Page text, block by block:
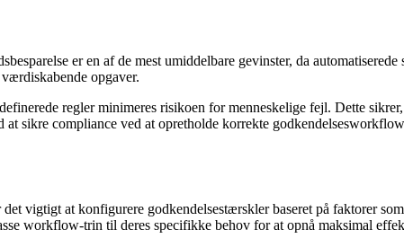
er en af de mest umiddelbare gevinster, da
opgaver.
regler minimeres risikoen for menneskelige fejl. Dette
sikre compliance ved at opretholde korrekte
vigtigt at konfigurere godkendelsestærskler baseret på faktorer
workflow-trin til deres specifikke behov for at opnå maksimal